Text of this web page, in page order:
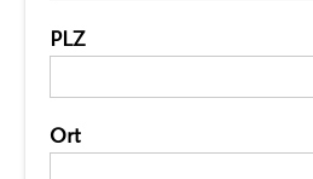
PLZ
Ort